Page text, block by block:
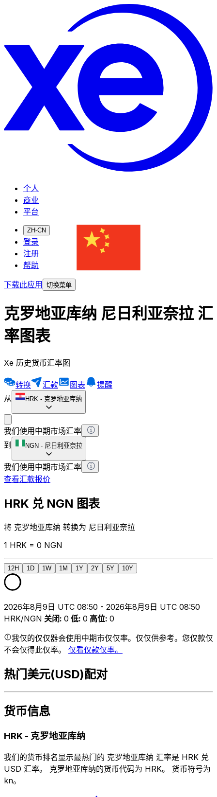
个人
商业
平台
ZH-CN
登录
注册
帮助
下载此应用
切换菜单
克罗地亚库纳 尼日利亚奈拉 汇
率图表
Xe 历史货币汇率图
转换 汇款 图表
提醒
从
HRK - 克罗地亚库纳
我们使用中期市场汇率
到
NGN - 尼日利亚奈拉
我们使用中期市场汇率
查看汇款报价
HRK 兑 NGN 图表
将 克罗地亚库纳 转换为 尼日利亚奈拉
1 HRK = 0 NGN
12H 1D 1W 1M 1Y 2Y 5Y 10Y
2026年8月9日 UTC 08:50 - 2026年8月9日 UTC 08:50
HRK/NGN 关闭: 0 低: 0 高位: 0
我仅的仅仅器会使用中期市仅仅率。仅仅供参考。您仅款仅
不会仅得此仅率。 仅看仅款仅率。
热门美元(USD)配对
货币信息
HRK - 克罗地亚库纳
我们的货币排名显示最热门的 克罗地亚库纳 汇率是 HRK 兑
USD 汇率。 克罗地亚库纳的货币代码为 HRK。 货币符号为
kn。